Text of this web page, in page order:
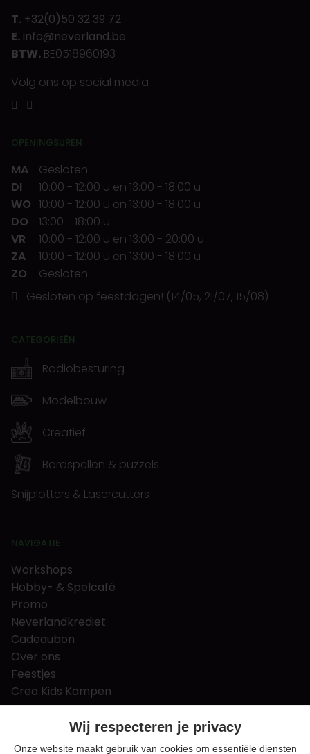
T. +32(0)50 32 39 72
E. info@neverland.be
BTW. BE0518960193
Volg ons op social media
OPENINGSUREN
MA
Gesloten
DI
10:00 - 12:00 u en 13:00 - 18:00 u
WO 10:00 - 12:00 u en 13:00 - 18:00 u
DO
13:00 - 18:00 u
VR
10:00 - 12:00 u en 13:00 - 20:00 u
ZA
10:00 - 12:00 u en 13:00 - 18:00 u
ZO
Gesloten
Gesloten op feestdagen! (14/05, 21/07, 15/08)
CATEGORIEËN
Radiobesturing
Modelbouw
Creatief
Bordspellen & puzzels
Snijplotters & Lasercutters
NAVIGATIE
Workshops
Hobby- & Spelcafé
Promo
Neverlandkrediet
Cadeaubon
Over ons
Feestjes
Crea Kids Kampen
FAQ
Tips & tricks
Contact
Wij respecteren je privacy
Onze website maakt gebruik van cookies om essentiële diensten